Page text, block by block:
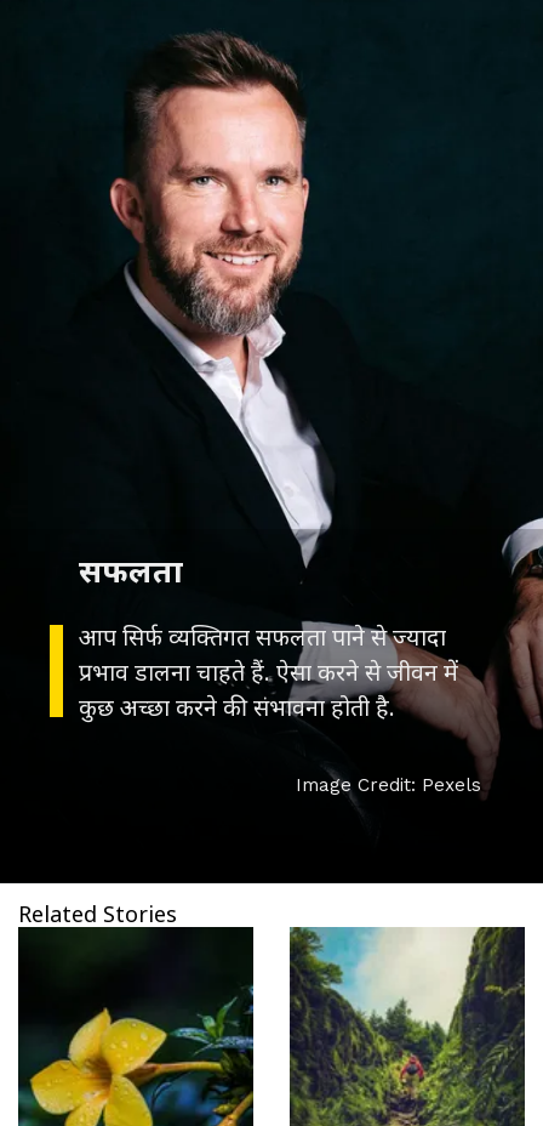
आप सिर्फ व्यक्तिगत सफलता पाने से ज्यादा
प्रभाव डालना चाहते हैं. ऐसा करने से जीवन में
कुछ अच्छा करने की संभावना होती है.
Image Credit: Pexels
Related Stories